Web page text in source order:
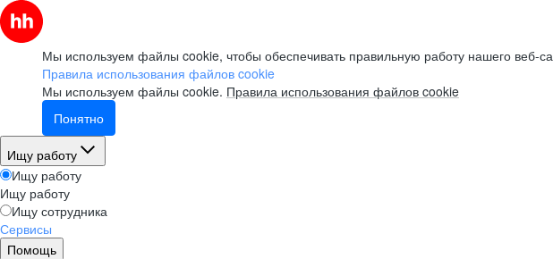
Мы используем файлы cookie, чтобы обеспечивать правильную работу нашего веб-
Правила использования файлов cookie
Мы используем файлы cookie. Правила использования файлов cookie
Понятно
Ищу работу
Ищу работу
Ищу работу
Ищу сотрудника
Сервисы
Помощь